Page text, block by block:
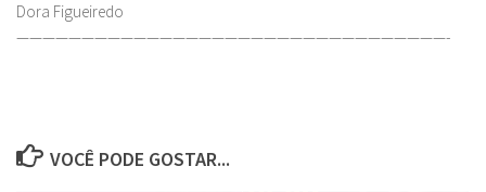
Dora Figueiredo
—————————————————————————————————-
VOCÊ PODE GOSTAR...